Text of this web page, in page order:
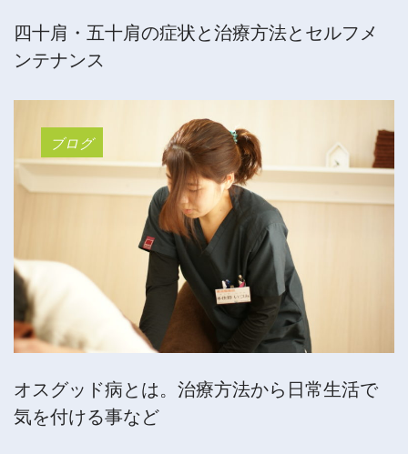
四十肩・五十肩の症状と治療方法とセルフメ
ンテナンス
ブログ
オスグッド病とは。治療方法から日常生活で
気を付ける事など